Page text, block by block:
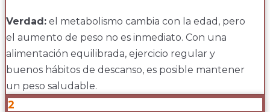
Verdad: el metabolismo cambia con la edad, pero
el aumento de peso no es inmediato. Con una
alimentación equilibrada, ejercicio regular y
buenos hábitos de descanso, es posible mantener
un peso saludable.
2